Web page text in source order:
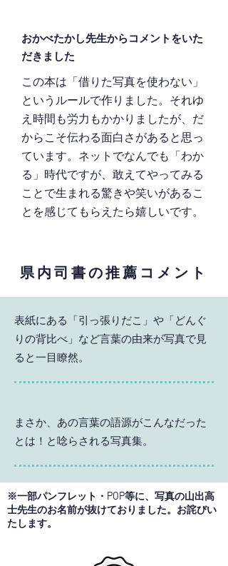
おかべたかし先生からコメントをいた
だきました
この本は「借りた写真を使わない」
というルールで作りました。それゆ
え時間も労力もかかりましたが、だ
からこそ伝わる面白さがあると思っ
ています。ネットでなんでも「わか
る」時代ですが、敢えてやってみる
ことで生まれる驚きや笑いがあるこ
とを感じてもらえたら嬉しいです。
県内司書の推薦コメント
表紙にある「引っ張りだこ」や「どんぐ
りの背比べ」など言葉の由来が写真で見
ると一目瞭然。
まさか、あの言葉の語源がこんなだった
とは！と唸らされる写真集。
※一部パンフレット・POP等に、写真の山出高
士先生のお名前が抜けておりました。お詫びい
たします。